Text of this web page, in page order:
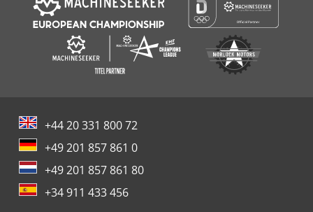
+44 20 331 800 72
+49 201 857 861 0
+49 201 857 861 80
+34 911 433 456